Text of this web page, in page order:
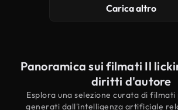
Carica altro
Panoramica sui filmati Il
diritti d'autore
Esplora una selezione curata di
generati dall'intelligenza artificiale